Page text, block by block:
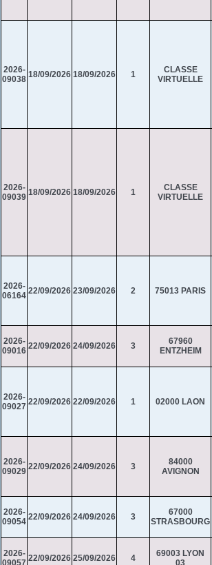
2026-
09038 18/09/2026 18/09/2026 1
CLASSE
VIRTUELLE
2026-
09039 18/09/2026 18/09/2026 1
CLASSE
VIRTUELLE
2026-
06164 22/09/2026 23/09/2026 2 75013 PARIS
2026-
09016 22/09/2026 24/09/2026 3
67960
ENTZHEIM
2026-
09027 22/09/2026 22/09/2026 1 02000 LAON
2026-
09029 22/09/2026 24/09/2026 3
84000
AVIGNON
2026-
09054 22/09/2026 24/09/2026 3
67000
STRASBOURG
2026-
09057 22/09/2026 25/09/2026 4
69003 LYON
03